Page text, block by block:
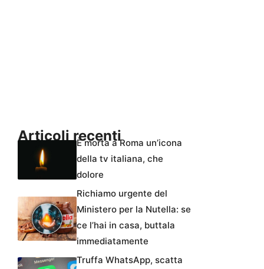
Articoli recentiÈ morta a Roma un’icona
della tv italiana, che
dolore
Richiamo urgente del
Ministero per la Nutella: se
ce l’hai in casa, buttala
immediatamente
Truffa WhatsApp, scatta